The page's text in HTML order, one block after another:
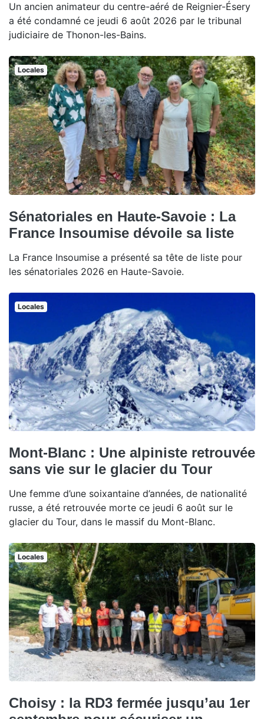
Un ancien animateur du centre-aéré de Reignier-Ésery
a été condamné ce jeudi 6 août 2026 par le tribunal
judiciaire de Thonon-les-Bains.
Locales
Sénatoriales en Haute-Savoie : La
France Insoumise dévoile sa liste
La France Insoumise a présenté sa tête de liste pour
les sénatoriales 2026 en Haute-Savoie.
Locales
Mont-Blanc : Une alpiniste retrouvée
sans vie sur le glacier du Tour
Une femme d’une soixantaine d’années, de nationalité
russe, a été retrouvée morte ce jeudi 6 août sur le
glacier du Tour, dans le massif du Mont-Blanc.
Locales
Choisy : la RD3 fermée jusqu’au 1er